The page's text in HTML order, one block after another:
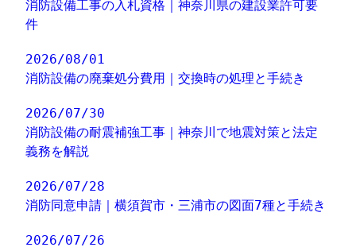
消防設備工事の入札資格｜神奈川県の建設業許可要
件
2026/08/01
消防設備の廃棄処分費用｜交換時の処理と手続き
2026/07/30
消防設備の耐震補強工事｜神奈川で地震対策と法定
義務を解説
2026/07/28
消防同意申請｜横須賀市・三浦市の図面7種と手続き
2026/07/26